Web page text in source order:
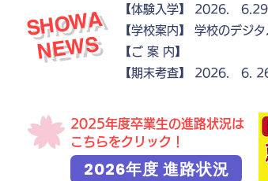
​
S
H
O
W
A
N
E
W
S
【体験入学】 2026.
【学校案内】 学校のデジ
【ご 案 内
​【期末考査】 2026. 6.
​2025年度卒業生の進路状況は
こちらをクリック！
2026年度 進路状況